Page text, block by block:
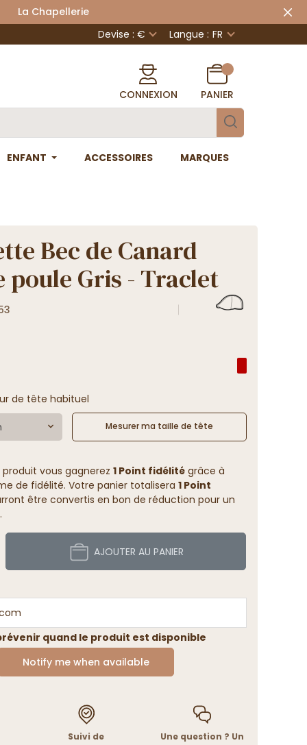
Chapellerie
Devise : €
Langue : FR
CONNEXION PANIER
ENFANT ACCESSOIRES MARQUES
Bec de Canard
poule Gris - Traclet
de tête habituel
Mesurer ma taille de tête
vous gagnerez 1 Point fidélitégrâce à
de fidélité. Votre panier totalisera 1 Point
être convertis en bon de réduction pour un
AJOUTER AU PANIER
quand le produit est disponible
Notify me when available
Suivi de
Une question ? Un